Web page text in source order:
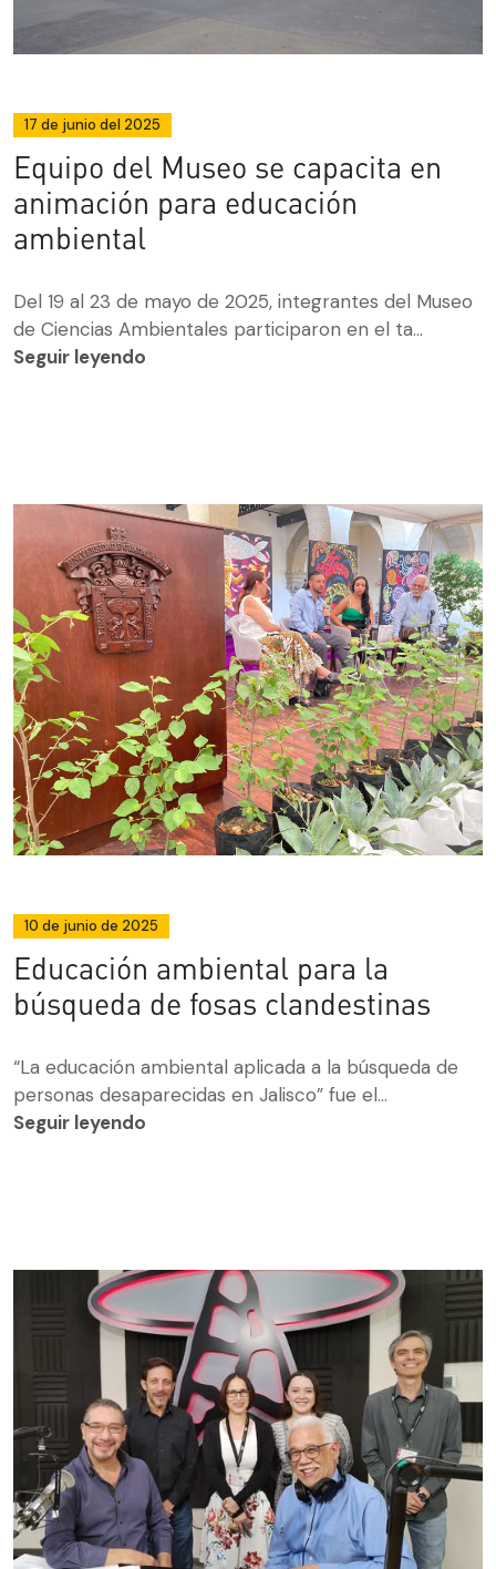
17 de junio del 2025
Equipo del Museo se capacita en
animación para educación
ambiental
Del 19 al 23 de mayo de 2025, integrantes del Museo
de Ciencias Ambientales participaron en el ta...
Seguir leyendo
10 de junio de 2025
Educación ambiental para la
búsqueda de fosas clandestinas
“La educación ambiental aplicada a la búsqueda de
personas desaparecidas en Jalisco” fue el...
Seguir leyendo